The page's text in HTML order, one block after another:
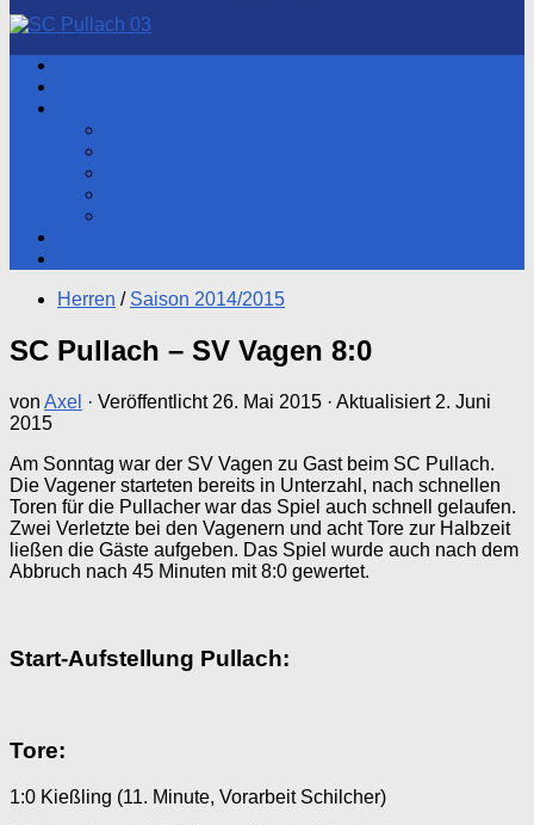
Herren / Saison 2014/2015
SC Pullach – SV Vagen 8:0
von Axel · Veröffentlicht 26. Mai 2015 · Aktualisiert 2. Juni
2015
Am Sonntag war der SV Vagen zu Gast beim SC Pullach.
Die Vagener starteten bereits in Unterzahl, nach schnellen
Toren für die Pullacher war das Spiel auch schnell gelaufen.
Zwei Verletzte bei den Vagenern und acht Tore zur Halbzeit
ließen die Gäste aufgeben. Das Spiel wurde auch nach dem
Abbruch nach 45 Minuten mit 8:0 gewertet.
Start-Aufstellung Pullach:
Tore:
1:0 Kießling (11. Minute, Vorarbeit Schilcher)